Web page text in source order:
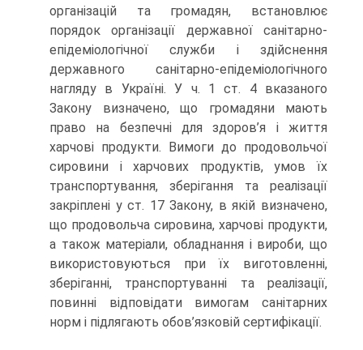
організацій та громадян, встановлює
порядок організації державної санітарно-
епідеміологічної служби і здійснення
державного санітарно-епідеміологічного
нагляду в Україні. У ч. 1 ст. 4 вказаного
Закону визначено, що громадяни мають
право на безпечні для здоров’я і життя
харчові продукти. Вимоги до продовольчої
сировини і харчових продуктів, умов їх
транспортування, зберігання та реалізації
закріплені у ст. 17 Закону, в якій визначено,
що продовольча сировина, харчові продукти,
а також матеріали, обладнання і вироби, що
використовуються при їх виготовленні,
зберіганні, транспортуванні та реалізації,
повинні відповідати вимогам санітарних
норм і підлягають обов’язковій сертифікації.